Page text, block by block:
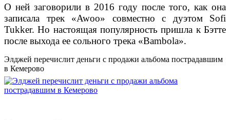
О ней заговорили в 2016 году после того, как она
записала трек «Awoo» совместно с дуэтом Sofi
Tukker. Но настоящая популярность пришла к Бэтте
после выхода ее сольного трека «Bambola».
Элджей перечислит деньги с продажи альбома пострадавшим
в Кемерово